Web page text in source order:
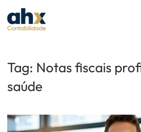
Skip to main content
Tag: Notas fiscais
saúde